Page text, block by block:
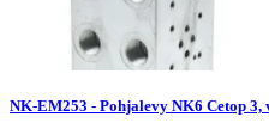
NK-EM253 - Pohjalevy NK6 Cetop